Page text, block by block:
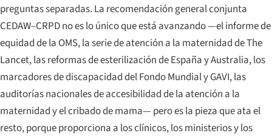
preguntas separadas. La recomendación general conjunta
CEDAW–CRPD no es lo único que está avanzando —el informe de
equidad de la OMS, la serie de atención a la maternidad deThe
Lancet, las reformas de esterilización de España y Australia, los
marcadores de discapacidad del Fondo Mundial y GAVI, las
auditorías nacionales de accesibilidad de la atención a la
maternidad y el cribado de mama— pero es la pieza que ata el
resto, porque proporciona a los clínicos, los ministerios y los